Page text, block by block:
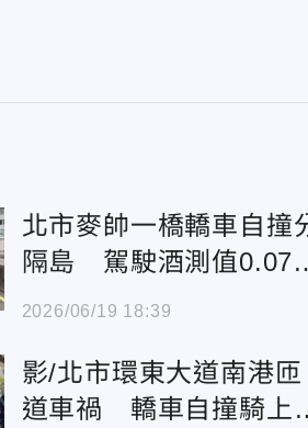
北市麥帥一橋轎車自撞
隔島 駕駛酒測值0.07
送辦
2026/06/19 18:39
影/北市環東大道南港匝
道車禍 轎車自撞騎上